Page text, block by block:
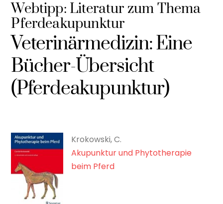
Webtipp: Literatur zum Thema
Pferdeakupunktur
Veterinärmedizin: Eine
Bücher-Übersicht
(Pferdeakupunktur)
Krokowski, C.
Akupunktur und Phytotherapie
beim Pferd